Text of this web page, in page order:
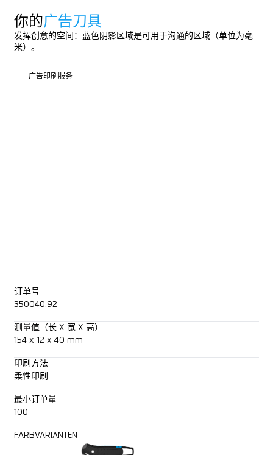
你的广告刀具
发挥创意的空间：蓝色阴影区域是可用于沟通的区域（单位为毫
米）。
广告印刷服务
订单号
350040.92
测量值（长 X 宽 X 高）
154 x 12 x 40 mm
印刷方法
柔性印刷
最小订单量
100
FARBVARIANTEN